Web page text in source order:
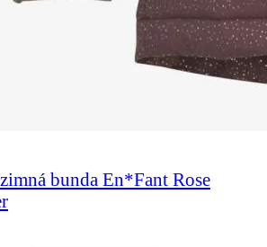
bunda En*Fant Rose